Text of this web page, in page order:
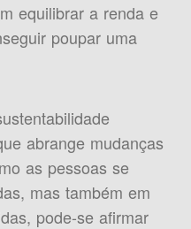
equilibrar a renda e
poupar uma
abrange mudanças
as pessoas se
mas também em
pode-se afirmar